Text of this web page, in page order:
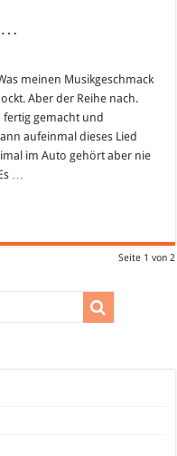
meinen Musikgeschmack
Aber der Reihe nach.
fertig gemacht und
aufeinmal dieses Lied
im Auto gehört aber nie
…
Seite 1 von 2